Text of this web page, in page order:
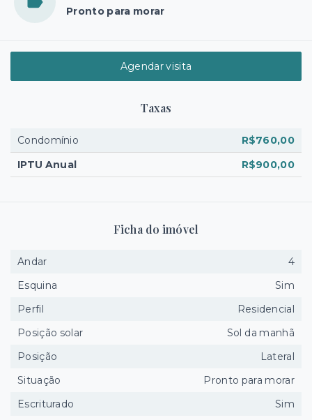
Pronto para morar
Agendar visita
Taxas
Condomínio
R$760,00
IPTU Anual
R$900,00
Ficha do imóvel
Andar
4
Esquina
Sim
Perfil
Residencial
Posição solar
Sol da manhã
Posição
Lateral
Situação
Pronto para morar
Escriturado
Sim